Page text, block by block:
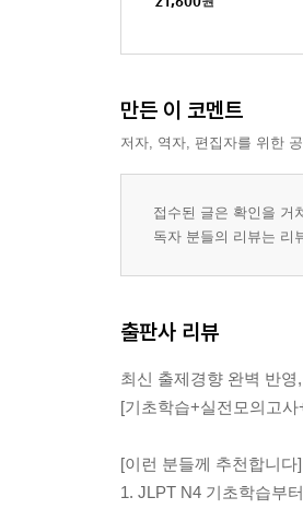
만든 이 코멘트
저자, 역자, 편집자를 위한
접수된 글은 확인을 거
독자 분들의 리뷰는 리
출판사 리뷰
최신 출제경향 완벽 반
[기초학습+실전모의고
[이런 분들께 추천합니다]
1. JLPT N4 기초학습부